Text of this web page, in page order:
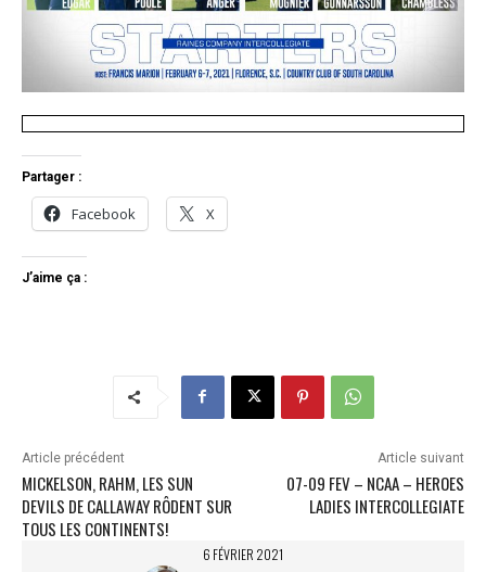
Partager :
Facebook X
J’aime ça :
Article précédent
MICKELSON, RAHM, LES SUN
DEVILS DE CALLAWAY RÔDENT SUR
TOUS LES CONTINENTS!
Article suivant
07-09 FEV – NCAA – HEROES
LADIES INTERCOLLEGIATE
6 FÉVRIER 2021